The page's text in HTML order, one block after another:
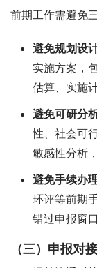
前期工作需避免
避免规划设
实施方案，
估算、实施
避免可研分
性、社会可
敏感性分析
避免手续办
环评等前期
错过申报窗口
（三）申报对